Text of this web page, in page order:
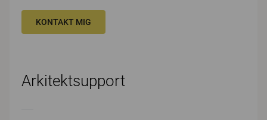
KONTAKT MIG
Arkitektsupport